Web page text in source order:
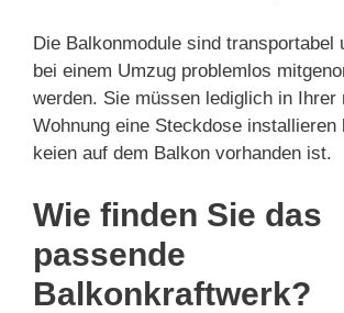
Die Balkonmodule sind transportabel
bei einem Umzug problemlos
werden. Sie müssen lediglich in Ihrer
Wohnung eine Steckdose installieren
keien auf dem Balkon vorhanden ist.
Wie finden Sie das
passende
Balkonkraftwerk?